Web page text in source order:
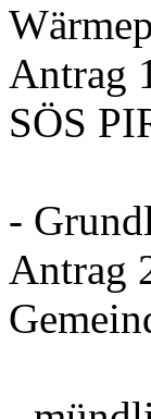
Antrag
SÖS
-
Antrag